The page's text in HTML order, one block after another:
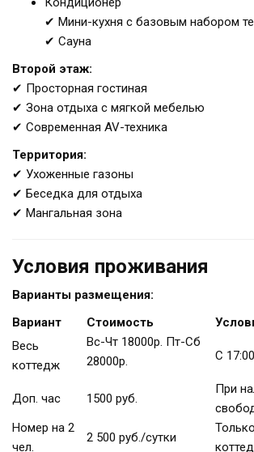
✔ Мини-кухня с базовым набором
✔ Сауна
Второй этаж:
✔ Просторная гостиная
✔ Зона отдыха с мягкой мебелью
✔ Современная AV-техника
Территория:
✔ Ухоженные газоны
✔ Беседка для отдыха
✔ Мангальная зона
Условия проживания
Варианты размещения:
Вариант
Стоимость
Весь
коттедж
Вс-Чт 18000р. Пт-Сб
28000р.
С
Доп. час 1500 руб.
При
Номер на 2
чел.
2 500 руб./сутки